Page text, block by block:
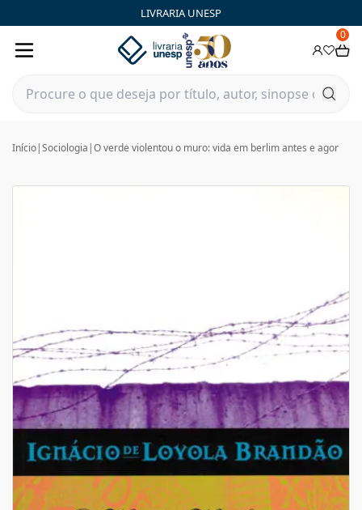
LIVRARIA UNESP
0
Início|Sociologia |O verde violentou o muro: vida em berlim antes e agor